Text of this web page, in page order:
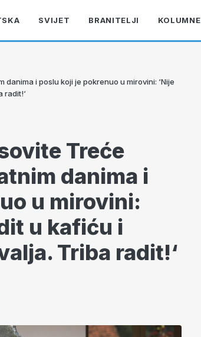
SVIJET BRANITELJI KOLUMNE
i poslu koji je pokrenuo u mirovini: ‘Nije
radit!‘
Treće
danima i
u mirovini:
u kafiću i
Triba radit!‘